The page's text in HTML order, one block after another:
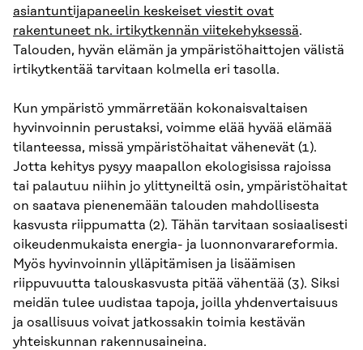
asiantuntijapaneelin keskeiset viestit ovat
rakentuneet nk. irtikytkennän viitekehyksessä.
Talouden, hyvän elämän ja ympäristöhaittojen välistä
irtikytkentää tarvitaan kolmella eri tasolla.
Kun ympäristö ymmärretään kokonaisvaltaisen
hyvinvoinnin perustaksi, voimme elää hyvää elämää
tilanteessa, missä ympäristöhaitat vähenevät (1).
Jotta kehitys pysyy maapallon ekologisissa rajoissa
tai palautuu niihin jo ylittyneiltä osin, ympäristöhaitat
on saatava pienenemään talouden mahdollisesta
kasvusta riippumatta (2). Tähän tarvitaan sosiaalisesti
oikeudenmukaista energia- ja luonnonvarareformia.
Myös hyvinvoinnin ylläpitämisen ja lisäämisen
riippuvuutta talouskasvusta pitää vähentää (3). Siksi
meidän tulee uudistaa tapoja, joilla yhdenvertaisuus
ja osallisuus voivat jatkossakin toimia kestävän
yhteiskunnan rakennusaineina.